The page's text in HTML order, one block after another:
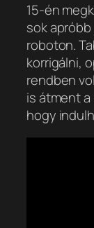
15-én
sok
roboton.
korrigálni,
rendben
is átment
hogy